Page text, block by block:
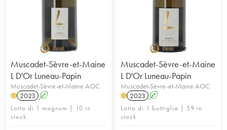
Muscadet-Sèvre-et-Maine
L D'Or Luneau-Papin
Muscadet-Sèvre-et-Maine AOC
2023 A
Lotto di 1 magnum | 10 in
stock
Muscadet-Sèvre-et-Maine
L D'Or Luneau-Papin
Muscadet-Sèvre-et-Maine AOC
2023 A
Lotto di 1 bottiglia | 59 in
stock